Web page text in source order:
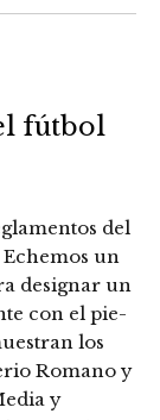
fútbol
del
un
designar un
con el pie-
los
Romano y
y